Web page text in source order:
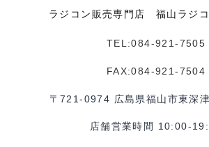
ラジコン販売専門店 福山ラジ
TEL:084-921-7505
FAX:084-921-7504
〒721-0974 広島県福山市東深
店舗営業時間 10:00-